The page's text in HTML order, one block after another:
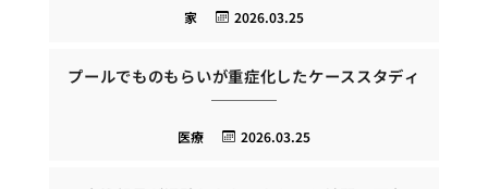
2026.03.25
家
プールでものもらいが重症化したケーススタディ
2026.03.25
医療